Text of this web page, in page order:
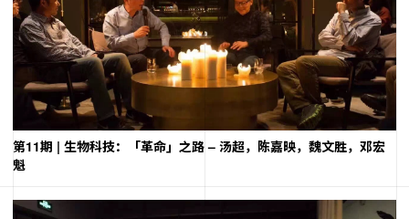
第11期 | 生物科技：「革命」之路 – 汤超，陈嘉映，魏文胜，邓宏
魁